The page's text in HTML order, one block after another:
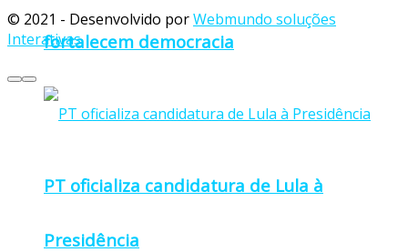
fortalecem democracia
PT oficializa candidatura de Lula à
Presidência
© 2021 - Desenvolvido porWebmundo soluções
Interativas